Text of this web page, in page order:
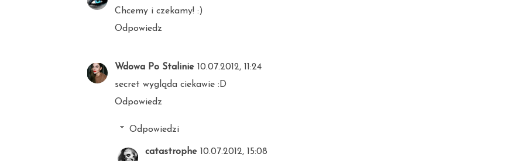
Chcemy i czekamy! :)
Odpowiedz
Wdowa Po Stalinie 10.07.2012, 11:24
secret wygląda ciekawie :D
Odpowiedz
Odpowiedzi
catastrophe 10.07.2012, 15:08